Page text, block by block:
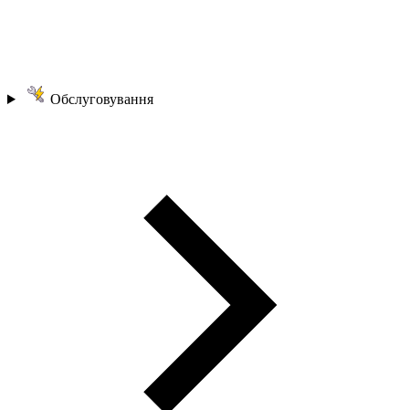
Обслуговування